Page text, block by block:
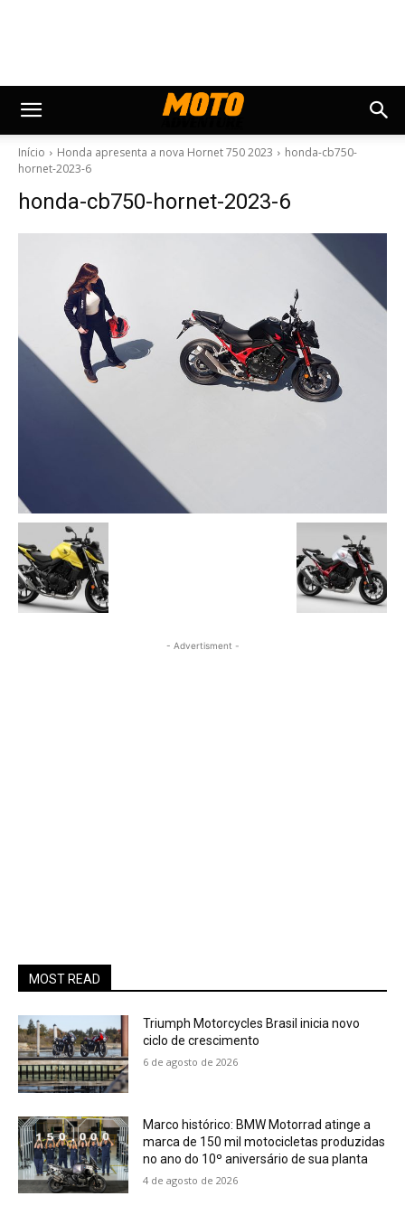
Início Honda apresenta a nova Hornet 750 2023
honda-cb750-
hornet-2023-6
honda-cb750-hornet-2023-6
- Advertisment -
MOST READ
Triumph Motorcycles Brasil inicia novo
ciclo de crescimento
6 de agosto de 2026
Marco histórico: BMW Motorrad atinge a
marca de 150 mil motocicletas produzidas
no ano do 10º aniversário de sua planta
4 de agosto de 2026